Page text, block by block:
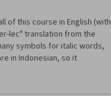
saya sangat
kepada siapa pun yang
dukungan teknis. Ini adalah
dalam bidang ini. Terima
luar biasa!
of this course in English (with
lec" translation from the
symbols for italic words,
in Indonesian, so it
lesson I can be used to